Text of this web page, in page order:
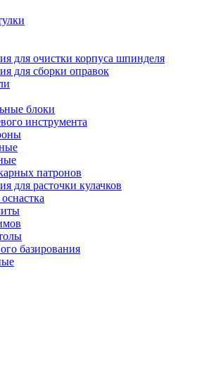
для очистки корпуса шпинделя
для сборки оправок
блоки
инструмента
патронов
для расточки кулачков
базирования